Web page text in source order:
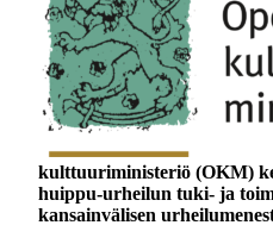
kulttuuriministeriö (OKM)
huippu-urheilun tuki- ja
kansainvälisen